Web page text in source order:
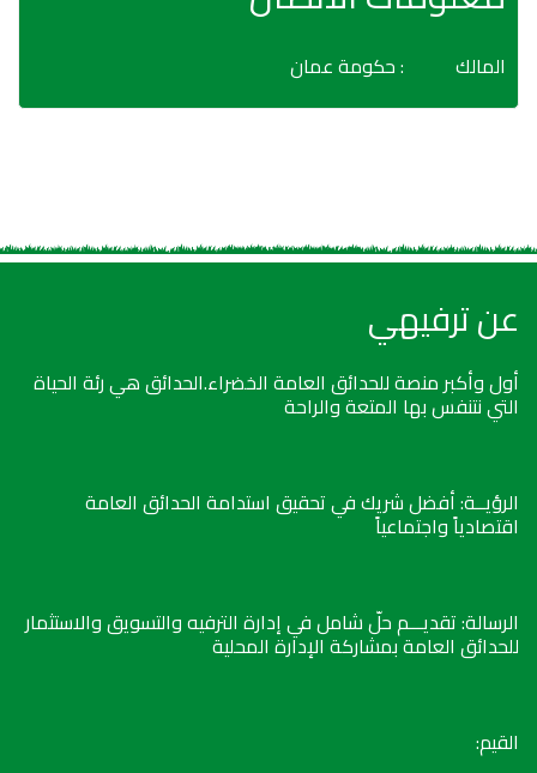
المالك : حكومة عمان
عن ترفيهي
أول وأكبر منصة للحدائق العامة الخضراء.الحدائق هي رئة الحياة
التي نتنفس بها المتعة والراحة
الرؤيــة: أفضل شريك في تحقيق استدامة الحدائق العامة
اقتصادياً واجتماعياً
الرسالة: تقديـــم حلّ شامل في إدارة الترفيه والتسويق والاستثمار
للحدائق العامة بمشاركة الإدارة المحلية
القيم: